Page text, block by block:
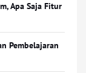
Apa Saja Fitur
Pembelajaran